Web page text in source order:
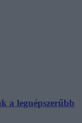
a legnépszerűbb